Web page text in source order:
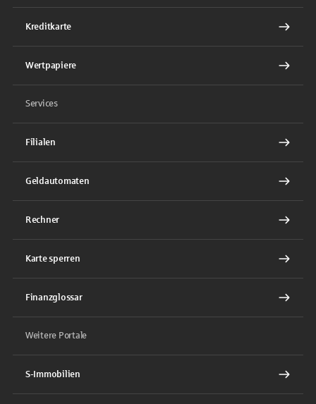
Kreditkarte
Wertpapiere
Services
Filialen
Geldautomaten
Rechner
Karte sperren
Finanzglossar
Weitere Portale
S-Immobilien